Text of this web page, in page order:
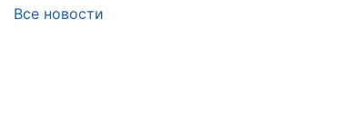
Все новости